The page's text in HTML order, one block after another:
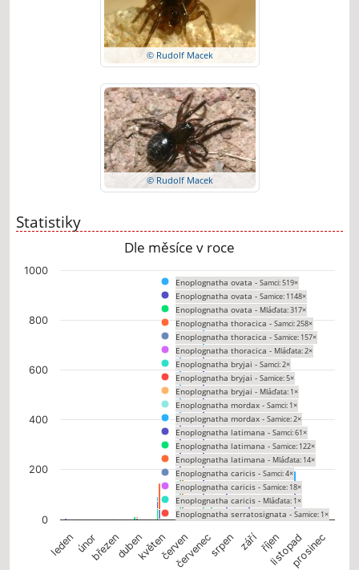
© Rudolf Macek
© Rudolf Macek
Statistiky
Dle měsíce v roce
Chart
The chart has 1 X axis displaying categories.
The chart has 1 Y axis displaying values. Data ranges from 0 to 782.
Enoplognatha ovata - Samci: 519×
Enoplognatha ovata - Samice: 1148×
Enoplognatha ovata - Mláďata: 317×
Enoplognatha thoracica - Samci: 258×
Enoplognatha thoracica - Samice: 157×
Enoplognatha thoracica - Mláďata: 2×
Enoplognatha bryjai - Samci: 2×
Enoplognatha bryjai - Samice: 5×
Enoplognatha bryjai - Mláďata: 1×
Enoplognatha mordax - Samci: 1×
Enoplognatha mordax - Samice: 2×
Enoplognatha latimana - Samci: 61×
Enoplognatha latimana - Samice: 122×
Enoplognatha latimana - Mláďata: 14×
Enoplognatha caricis - Samci: 4×
Enoplognatha caricis - Samice: 18×
Enoplognatha caricis - Mláďata: 1×
Enoplognatha serratosignata - Samice: 1×
leden únorbřezendubenkvětenčervenčervenecsrpen záříříjen
listopadprosinec
0
200
400
600
800
1000